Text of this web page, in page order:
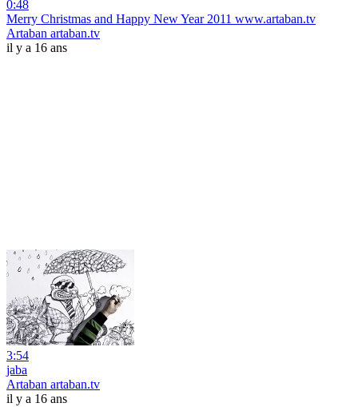
0:48
Merry Christmas and Happy New Year 2011 www.artaban.tv
Artaban artaban.tv
il y a 16 ans
3:54
jaba
Artaban artaban.tv
il y a 16 ans